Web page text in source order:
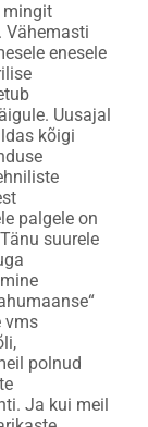
mingit
Vähemasti
enesele
Uusajal
kõigi
palgele on
suurele
vms
polnud
Ja kui meil